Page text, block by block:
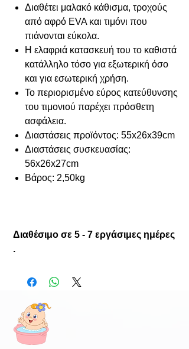
Διαθέτει μαλακό κάθισμα, τροχούς
από αφρό EVA και τιμόνι που
πιάνονται εύκολα.
Η ελαφριά κατασκευή του το καθιστά
κατάλληλο τόσο για εξωτερική όσο
και για εσωτερική χρήση.
Το περιορισμένο εύρος κατεύθυνσης
του τιμονιού παρέχει πρόσθετη
ασφάλεια.
Διαστάσεις προϊόντος: 55x26x39cm
Διαστάσεις συσκευασίας:
56x26x27cm
Βάρος: 2,50kg
Διαθέσιμο σε 5 - 7 εργάσιμες ημέρες
.